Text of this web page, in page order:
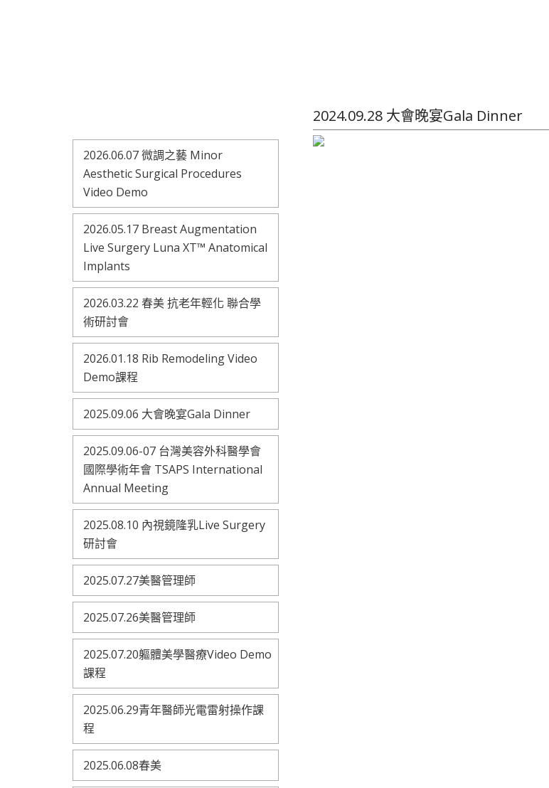
2026.06.07 微調之藝 Minor
Aesthetic Surgical Procedures
Video Demo
2026.05.17 Breast Augmentation
Live Surgery Luna XT™ Anatomical
Implants
2026.03.22 春美 抗老年輕化 聯合學
術研討會
2026.01.18 Rib Remodeling Video
Demo課程
2025.09.06 大會晚宴Gala Dinner
2025.09.06-07 台灣美容外科醫學會
國際學術年會 TSAPS International
Annual Meeting
2025.08.10 內視鏡隆乳Live Surgery
研討會
2025.07.27美醫管理師
2025.07.26美醫管理師
2025.07.20軀體美學醫療Video Demo
課程
2025.06.29青年醫師光電雷射操作課
程
2025.06.08春美
2024.09.28 大會晚宴Gala Dinner